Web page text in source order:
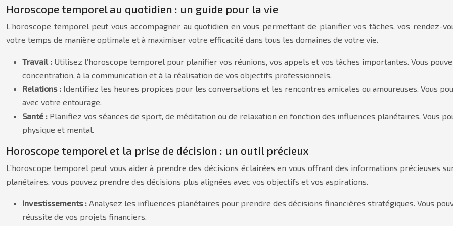
Horoscope temporel au quotidien : un guide pour la vie
L’horoscope temporel peut vous accompagner au quotidien en vous permettant de planifier vos tâches, vos rendez-
votre temps de manière optimale et à maximiser votre efficacité dans tous les domaines de votre vie.
Travail : Utilisez l’horoscope temporel pour planifier vos réunions, vos appels et vos tâches importantes. Vous
concentration, à la communication et à la réalisation de vos objectifs professionnels.
Relations : Identifiez les heures propices pour les conversations et les rencontres amicales ou amoureuses. Vous
avec votre entourage.
Santé : Planifiez vos séances de sport, de méditation ou de relaxation en fonction des influences planétaires. Vous
physique et mental.
Horoscope temporel et la prise de décision : un outil précieux
L’horoscope temporel peut vous aider à prendre des décisions éclairées en vous offrant des informations précieuses
planétaires, vous pouvez prendre des décisions plus alignées avec vos objectifs et vos aspirations.
Investissements : Analysez les influences planétaires pour prendre des décisions financières stratégiques. Vous
réussite de vos projets financiers.